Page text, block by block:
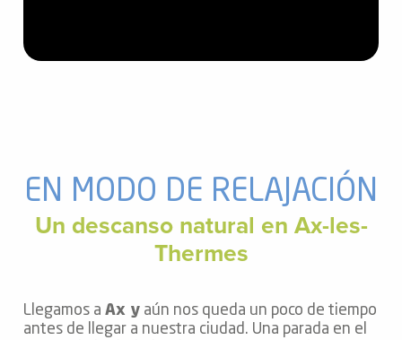
EN MODO DE RELAJACIÓN
Un descanso natural en Ax-les-
Thermes
Llegamos aAx y aún nos queda un poco de tiempo
antes de llegar a nuestra ciudad. Una parada en el